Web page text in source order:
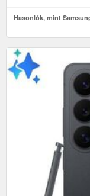
Hasonlók, mint